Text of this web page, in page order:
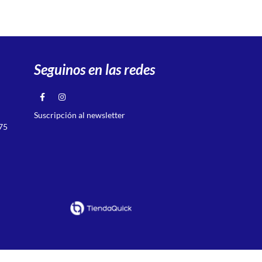
Seguinos en las redes
Suscripción al newsletter